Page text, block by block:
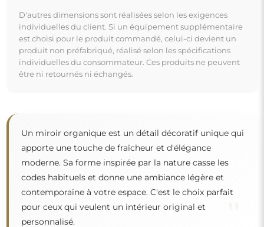
Miroir sur commande individuelle
Si vous n'avez pas trouvé la dimension de miroir
réaliser sont de200×300 cm ainsi que des miroirs
ronds d'un diamètre de 200 cm . Nous fabriquons les
miroirs sur commande individuelle. Nous vous
invitons à envoyer votre demande accompagnée du
boutique@alfaram.fr